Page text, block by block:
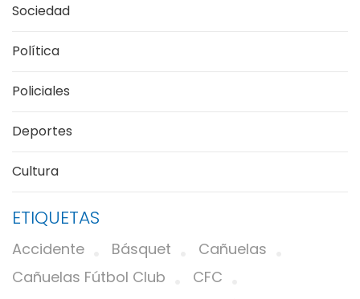
Sociedad
Política
Policiales
Deportes
Cultura
ETIQUETAS
Accidente Básquet
Cañuelas
Cañuelas Fútbol Club
CFC